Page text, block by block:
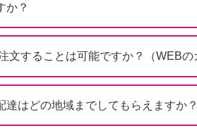
か？
することは可能ですか？（WEBの
達はどの地域までしてもらえますか